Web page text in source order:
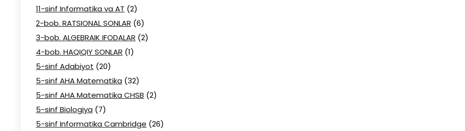
11-sinf Informatika va AT (2)
2-bob. RATSIONAL SONLAR (6)
3-bob. ALGEBRAIK IFODALAR (2)
4-bob. HAQIQIY SONLAR (1)
5-sinf Adabiyot (20)
5-sinf AHA Matematika (32)
5-sinf AHA Matematika CHSB (2)
5-sinf Biologiya (7)
5-sinf Informatika Cambridge (26)